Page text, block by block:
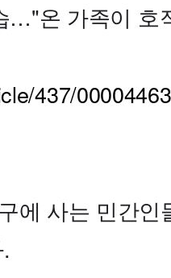
…"온 가족이 호
437/
에 사는 민간인